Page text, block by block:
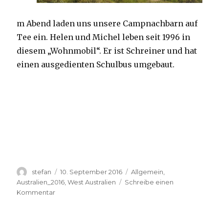
m Abend laden uns unsere Campnachbarn auf
Tee ein. Helen und Michel leben seit 1996 in
diesem „Wohnmobil“. Er ist Schreiner und hat
einen ausgedienten Schulbus umgebaut.
Autor
stefan
Veröffentlicht
am
10. September 2016 Kategorien
Allgemein
Australien_2016 ,West Australien
Schreibe einen
Kommentarzu